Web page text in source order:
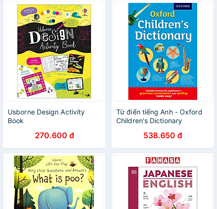
Usborne Design Activity
Book
270.600 đ
Từ điển tiếng Anh - Oxford
Children's Dictionary
538.650 đ